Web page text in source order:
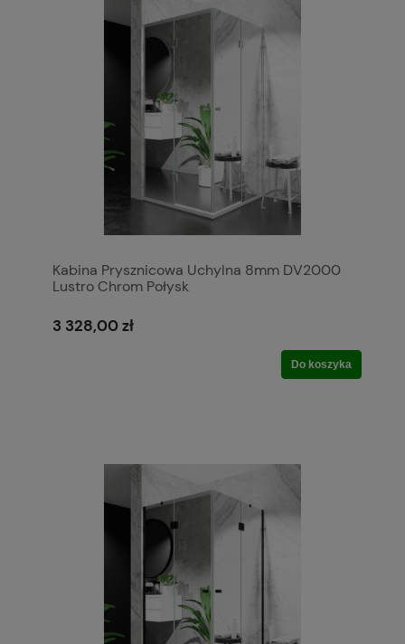
Kabina Prysznicowa Uchylna 8mm DV2000
Lustro Chrom Połysk
3 328,00 zł
Do koszyka